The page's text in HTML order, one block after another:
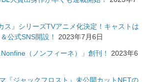
ス』シリーズTVアニメ化決定！キャストは
公式SNS開設！
2023年7月6日
（ノンフィーネ）」創刊！
2023年6
『ジャックフロスト』未公開カットNFTの